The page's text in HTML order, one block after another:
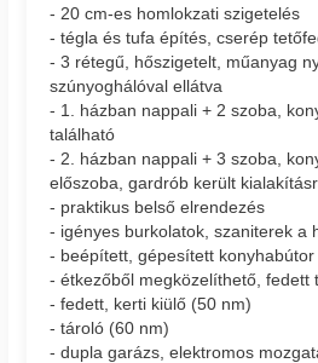
- 20 cm-es homlokzati szigetelés
- tégla és tufa építés, cserép
- 3 rétegű, hőszigetelt, műanyag
szúnyoghálóval ellátva
- 1. házban nappali + 2 szoba,
található
- 2. házban nappali + 3 szoba,
előszoba, gardrób került
- praktikus belső elrendezés
- igényes burkolatok, szaniterek a
- beépített, gépesített konyhabútor
- étkezőből megközelíthető, fedett
- fedett, kerti kiülő (50 nm)
- tároló (60 nm)
- dupla garázs, elektromos